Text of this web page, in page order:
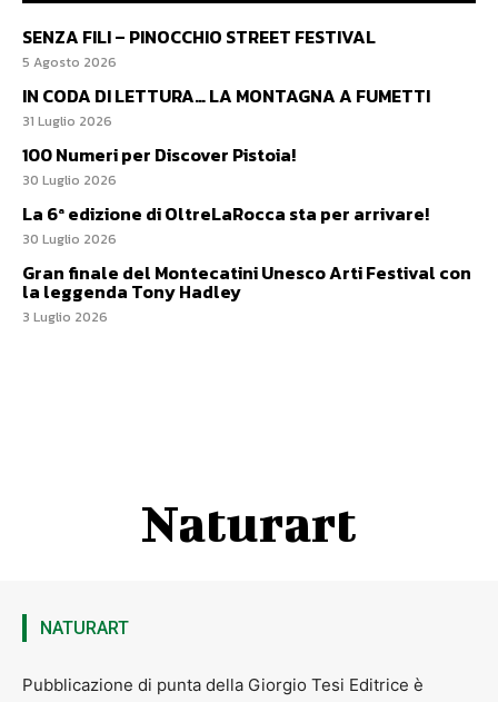
SENZA FILI – PINOCCHIO STREET FESTIVAL
5 Agosto 2026
IN CODA DI LETTURA… LA MONTAGNA A FUMETTI
31 Luglio 2026
100 Numeri per Discover Pistoia!
30 Luglio 2026
La 6ª edizione di OltreLaRocca sta per arrivare!
30 Luglio 2026
Gran finale del Montecatini Unesco Arti Festival con
la leggenda Tony Hadley
3 Luglio 2026
Naturart
NATURART
Pubblicazione di punta della Giorgio Tesi Editrice è